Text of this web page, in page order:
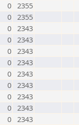
0 2355
0 2355
0 2343
0 2343
0 2343
0 2343
0 2343
0 2343
0 2343
0 2343
0 2343